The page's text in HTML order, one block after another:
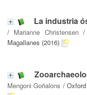
La industria
/ Marianne Christensen/
Magallanes (2016)
Mengoni Goñalons /